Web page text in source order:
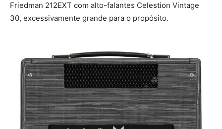
Friedman 212EXT com alto-falantes Celestion Vintage
30, excessivamente grande para o propósito.